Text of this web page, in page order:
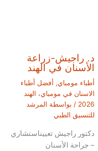
د. راجيش-زراعة
الأسنان في الهند
أطباء مومباي, أفضل أطباء
الاسنان في مومباي، الهند
2026 / بواسطة المرشد
للتنسيق الطبي
دكتور راجيش تعييناستشاري
– جراحة الأسنان